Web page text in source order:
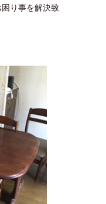
り事を解決致